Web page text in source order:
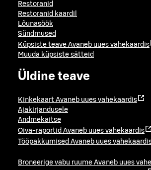
Restoranid
Restoranid kaardil
Lõunasöök
Sündmused
Küpsiste teave Avaneb uues vahekaardis
Muuda küpsiste sätteid
Üldine teave
Kinkekaart Avaneb uues vahekaardis
Ajakirjandusele
Andmekaitse
Oiva-raportid Avaneb uues vahekaardis
Tööpakkumised Avaneb uues
Broneerige vabu ruume Avaneb uues